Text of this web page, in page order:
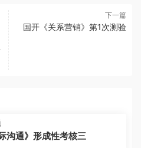
下一篇
国开《关系营销》第1次测验
沟通》形成性考核三